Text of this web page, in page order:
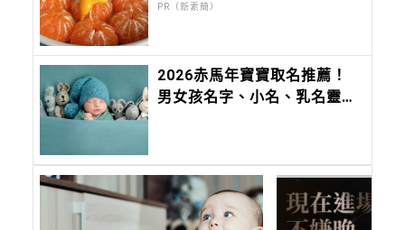
PR（新素簡）
2026赤馬年寶寶取名推薦！
男女孩名字、小名、乳名靈感